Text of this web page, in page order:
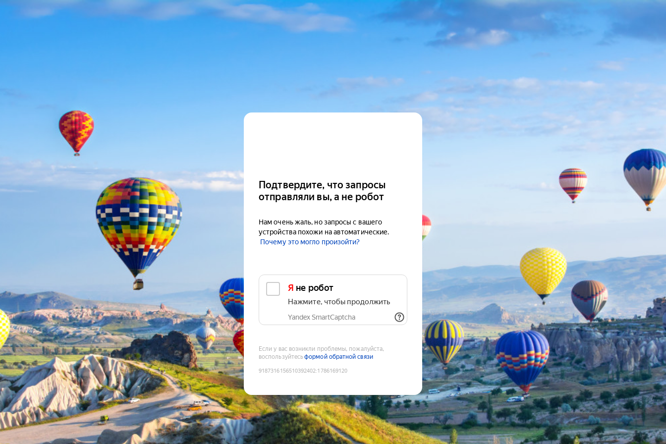
Подтвердите, что запросы
отправляли вы, а не робот
Нам очень жаль, но запросы с вашего
устройства похожи на автоматические.
Почему это могло произойти?
Я не робот
Нажмите, чтобы продолжить
Yandex SmartCaptcha
Если у вас возникли проблемы, пожалуйста,
воспользуйтесьформой обратной связи
9187316156510392402:1786169120